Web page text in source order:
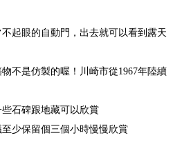
起眼的自動門，出去就可以看到露天
不是仿製的喔！川崎市從1967年陸續
石碑跟地藏可以欣賞
少保留個三個小時慢慢欣賞